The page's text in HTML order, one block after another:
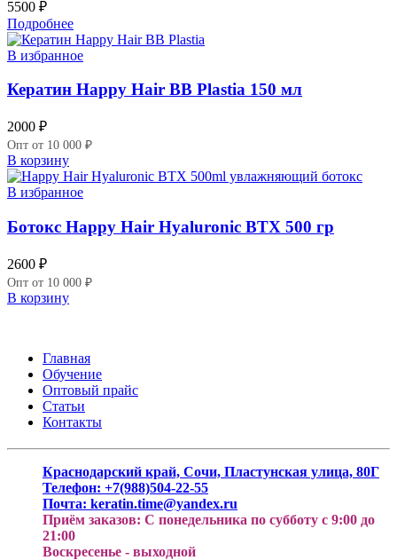
5500 ₽
Подробнее
В избранное
Кератин Happy Hair BB Plastia 150 мл
2000 ₽
Опт от 10 000 ₽
В корзину
В избранное
Ботокс Happy Hair Hyaluronic BTX 500 гр
2600 ₽
Опт от 10 000 ₽
В корзину
Главная
Обучение
Оптовый прайс
Статьи
Контакты
Краснодарский край, Сочи, Пластунская улица, 80Г
Телефон: +7(988)504-22-55
Почта: keratin.time@yandex.ru
Приём заказов: С понедельника по субботу с 9:00 до
21:00
Воскресенье - выходной